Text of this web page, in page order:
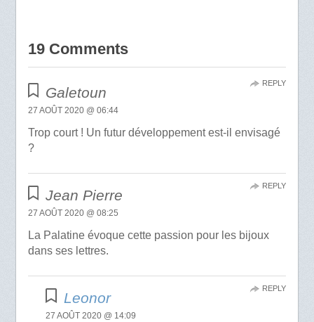
19 Comments
Galetoun
27 AOÛT 2020 @ 06:44
Trop court ! Un futur développement est-il envisagé
?
REPLY
Jean Pierre
27 AOÛT 2020 @ 08:25
La Palatine évoque cette passion pour les bijoux
dans ses lettres.
REPLY
Leonor
27 AOÛT 2020 @ 14:09
REPLY